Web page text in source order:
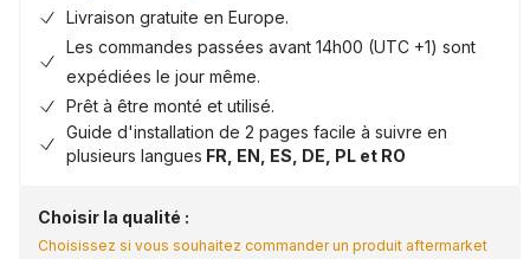
Livraison gratuite en Europe.
Les commandes passées avant 14h00 (UTC +1) sont
expédiées le jour même.
Prêt à être monté et utilisé.
Guide d'installation de 2 pages facile à suivre en
plusieurs langues FR, EN, ES, DE, PL et RO
Choisir la qualité :
Choisissez si vous souhaitez commander un produit aftermarket